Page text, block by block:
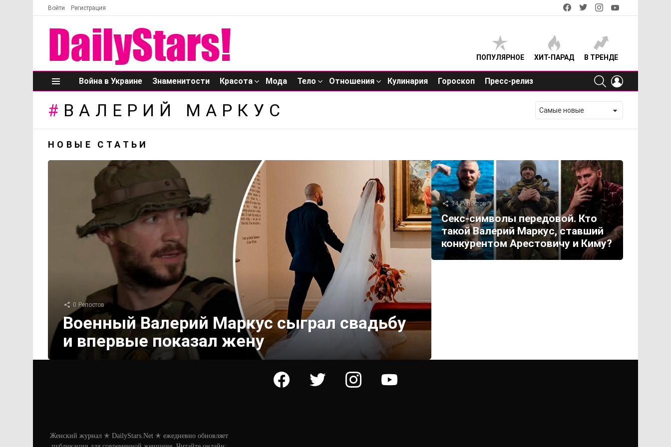
Войти Регистрация
facebooktwitterinstagram
ПОПУЛЯРНОЕ ХИТ-ПАРАД В ТРЕНДЕ
Меню
Война в Украине Знаменитости Красота Мода Тело Отношения Кулинария Гороскоп Пресс-релиз
SEARCH
ВАЛЕРИЙ МАРКУС
НОВЫЕ СТАТЬИ
0 Репостов
Военный Валерий Маркус сыграл свадьбу
и впервые показал жену
34 Репостов
Секс-символы передовой. Кто
такой Валерий Маркус, ставший
конкурентом Арестовичу и Киму?
facebook twitter instagram youtube
Женский журнал ✭ DailyStars.Net ✭ ежедневно обновляет